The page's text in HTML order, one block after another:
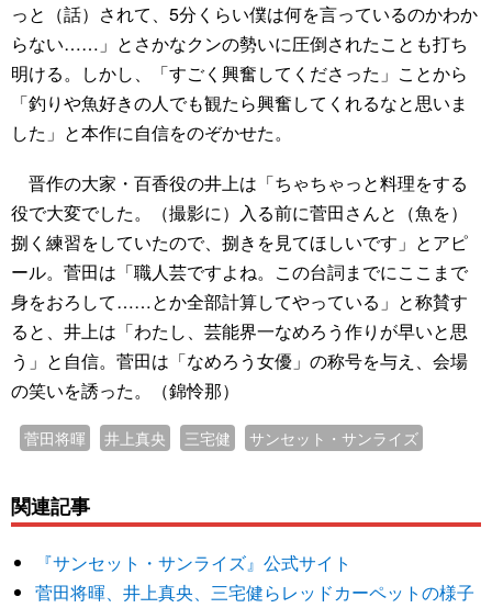
っと（話）されて、5分くらい僕は何を言っているのかわか
らない……」とさかなクンの勢いに圧倒されたことも打ち
明ける。しかし、「すごく興奮してくださった」ことから
「釣りや魚好きの人でも観たら興奮してくれるなと思いま
した」と本作に自信をのぞかせた。
晋作の大家・百香役の井上は「ちゃちゃっと料理をする
役で大変でした。（撮影に）入る前に菅田さんと（魚を）
捌く練習をしていたので、捌きを見てほしいです」とアピ
ール。菅田は「職人芸ですよね。この台詞までにここまで
身をおろして……とか全部計算してやっている」と称賛す
ると、井上は「わたし、芸能界一なめろう作りが早いと思
う」と自信。菅田は「なめろう女優」の称号を与え、会場
の笑いを誘った。（錦怜那）
菅田将暉 井上真央 三宅健 サンセット・サンライズ
関連記事
『サンセット・サンライズ』公式サイト
菅田将暉、井上真央、三宅健らレッドカーペットの様子